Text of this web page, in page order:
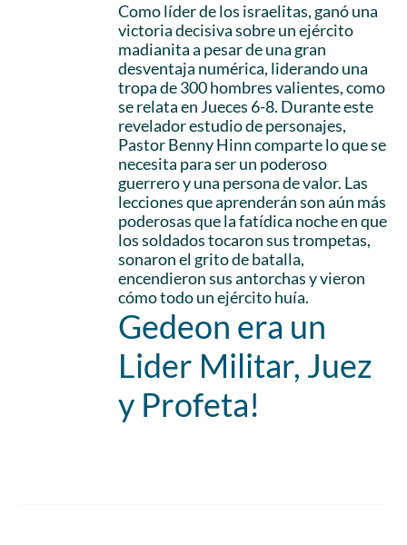
Como líder de los israelitas, ganó una
victoria decisiva sobre un ejército
madianita a pesar de una gran
desventaja numérica, liderando una
tropa de 300 hombres valientes, como
se relata en Jueces 6-8. Durante este
revelador estudio de personajes,
Pastor Benny Hinn comparte lo que se
necesita para ser un poderoso
guerrero y una persona de valor. Las
lecciones que aprenderán son aún más
poderosas que la fatídica noche en que
los soldados tocaron sus trompetas,
sonaron el grito de batalla,
encendieron sus antorchas y vieron
cómo todo un ejército huía.
Gedeon era un
Lider Militar, Juez
y Profeta!